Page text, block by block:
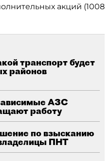
акций (1008
транспорт будет
районов
АЗС
работу
по взысканию
ПНТ